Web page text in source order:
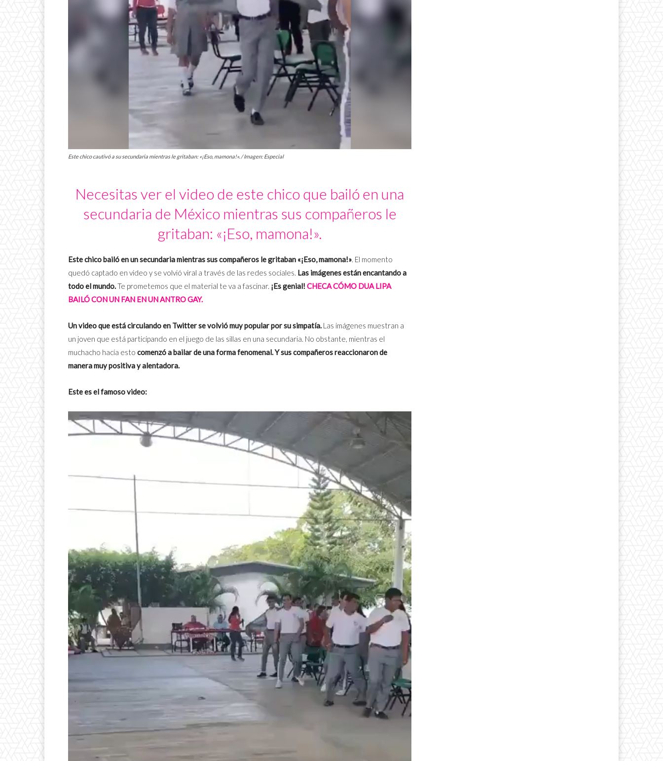
Este chico cautivó a su secundaria mientras le gritaban: «¡Eso, mamona!». / Imagen: Especial
Necesitas ver el video de este chico que bailó en una
secundaria de México mientras sus compañeros le
gritaban: «¡Eso, mamona!».
Este chico bailó en un secundaria mientras sus compañeros le gritaban «¡Eso, mamona!». El momento
quedó captado en video y se volvió viral a través de las redes sociales. Las imágenes están encantando a
todo el mundo.Te prometemos que el material te va a fascinar. ¡Es genial! CHECA CÓMO DUA LIPA
BAILÓ CON UN FAN EN UN ANTRO GAY.
Un video que está circulando en Twitter se volvió muy popular por su simpatía. Las imágenes muestran a
un joven que está participando en el juego de las sillas en una secundaria. No obstante, mientras el
muchacho hacía esto comenzó a bailar de una forma fenomenal. Y sus compañeros reaccionaron de
manera muy positiva y alentadora.
Este es el famoso video: